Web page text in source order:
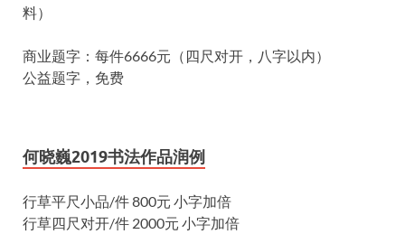
料）
商业题字：每件6666元（四尺对开，八字以内）
公益题字，免费
何晓巍2019书法作品润例
行草平尺小品/件 800元 小字加倍
行草四尺对开/件 2000元 小字加倍